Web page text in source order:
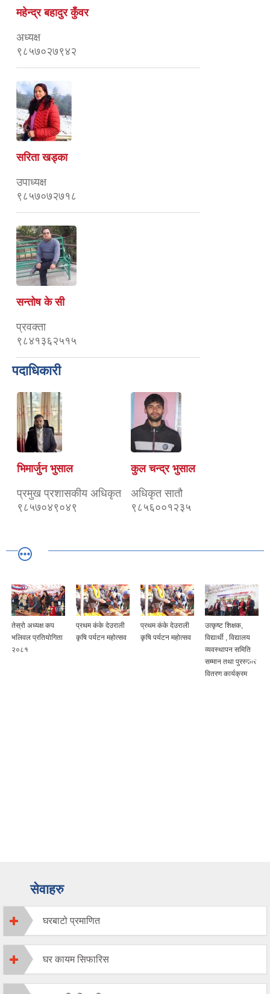
महेन्द्र बहादुर कुँवर
अध्यक्ष
९८५७०२७९४२
सरिता खड्का
उपाध्यक्ष
९८५७०७२७१८
सन्तोष के सी
प्रवक्ता
९८४१३६२५१५
पदाधिकारी
भिमार्जुन भुसाल
प्रमुख प्रशासकीय अधिकृत
९८५७०४९०४९
कुल चन्द्र भुसाल
अधिकृत सातौ
९८५६००१२३५
तेस्रो अध्यक्ष कप
भलिवल प्रतियोगिता
२०८१
प्रथम कंके देउराली
कृषि पर्यटन महोत्सव
प्रथम कंके देउराली
कृषि पर्यटन महोत्सव
उत्कृष्ट शिक्षक,
विद्यार्थी , विद्यालय
व्यवस्थापन समिति
सम्मान तथा पुरस्कार
वितरण कार्यक्रम
सेवाहरु
घरबाटो प्रमाणित
घर कायम सिफारिस